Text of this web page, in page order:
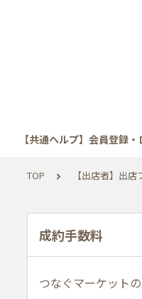
【共通ヘルプ】会員登録
TOP 【出店者】出
成約手数料
つなぐマーケット